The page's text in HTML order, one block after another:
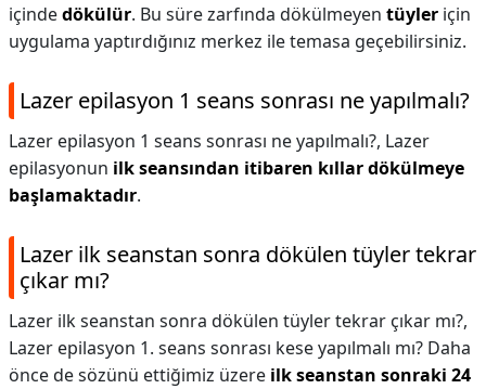
içindedökülür. Bu süre zarfında dökülmeyen tüyler için
uygulama yaptırdığınız merkez ile temasa geçebilirsiniz.
Lazer epilasyon 1 seans sonrası ne yapılmalı?
Lazer epilasyon 1 seans sonrası ne yapılmalı?, Lazer
epilasyonun ilk seansından itibaren kıllar dökülmeye
başlamaktadır.
Lazer ilk seanstan sonra dökülen tüyler tekrar
çıkar mı?
Lazer ilk seanstan sonra dökülen tüyler tekrar çıkar mı?,
Lazer epilasyon 1. seans sonrası kese yapılmalı mı? Daha
önce de sözünü ettiğimiz üzere ilk seanstan sonraki 24